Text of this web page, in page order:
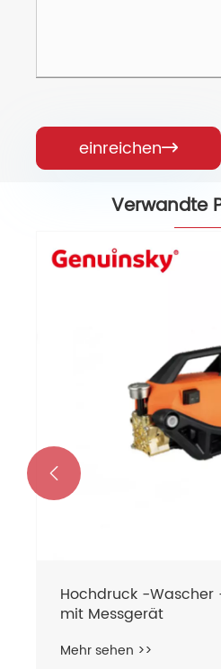
einreichen
Verwandte
Hochdruck -
mit Messgerät
Mehr sehen >>
